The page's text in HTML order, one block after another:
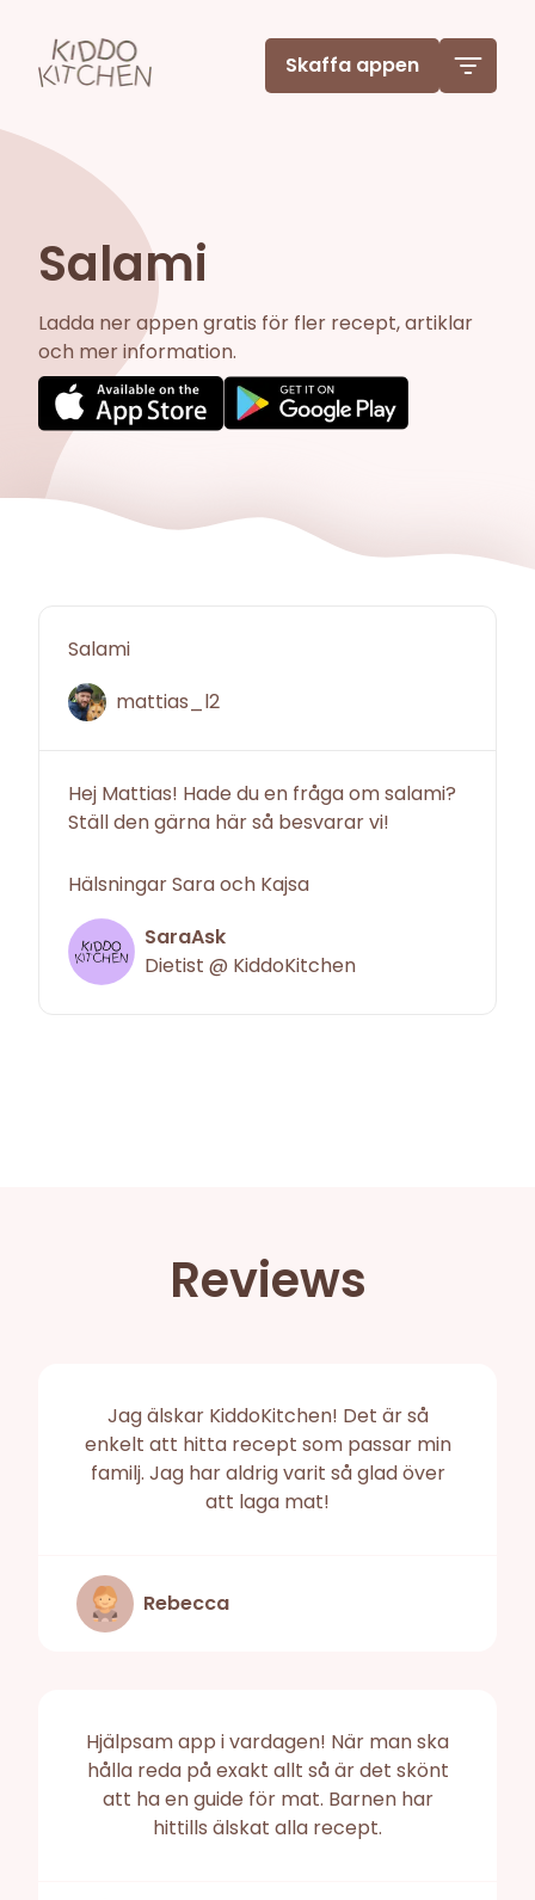
Skaffa appen
Salami
Ladda ner appen gratis för fler recept, artiklar
och mer information.
Salami
mattias_l2
Hej Mattias! Hade du en fråga om salami?
Ställ den gärna här så besvarar vi!
Hälsningar Sara och Kajsa
SaraAsk
Dietist @ KiddoKitchen
Reviews
Jag älskar KiddoKitchen! Det är så
enkelt att hitta recept som passar min
familj. Jag har aldrig varit så glad över
att laga mat!
Rebecca
Hjälpsam app i vardagen! När man ska
hålla reda på exakt allt så är det skönt
att ha en guide för mat. Barnen har
hittills älskat alla recept.